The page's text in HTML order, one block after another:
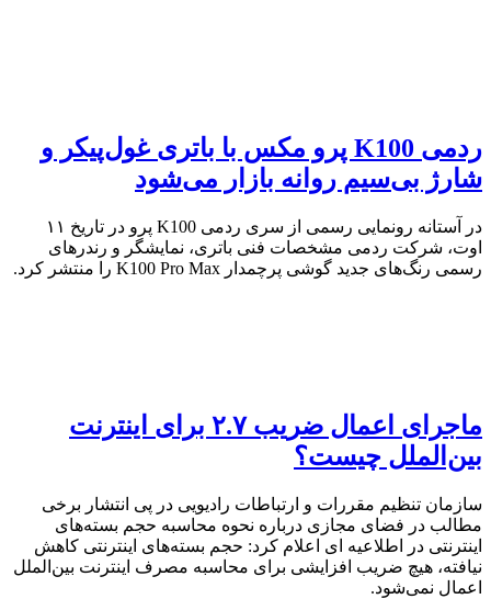
ردمی K100 پرو مکس با باتری غول‌پیکر و
شارژ بی‌سیم روانه بازار می‌شود
در آستانه رونمایی رسمی از سری ردمی K100 پرو در تاریخ ۱۱
اوت، شرکت ردمی مشخصات فنی باتری، نمایشگر و رندرهای
رسمی رنگ‌های جدید گوشی پرچمدار K100 Pro Max را منتشر کرد.
ماجرای اعمال ضریب ۲.۷ برای اینترنت
بین‌الملل چیست؟
سازمان تنظیم مقررات و ارتباطات رادیویی در پی انتشار برخی
مطالب در فضای مجازی درباره نحوه محاسبه حجم بسته‌های
اینترنتی در اطلاعیه ای اعلام کرد: حجم بسته‌های اینترنتی کاهش
نیافته، هیچ ضریب افزایشی برای محاسبه مصرف اینترنت بین‌الملل
اعمال نمی‌شود.